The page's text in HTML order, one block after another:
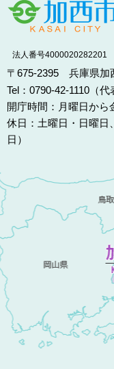
法人番号4000020282201
〒675-2395 兵庫県加
Tel：0790-42-1110（代
開庁時間：月曜日から
休日：土曜日・日曜
日）